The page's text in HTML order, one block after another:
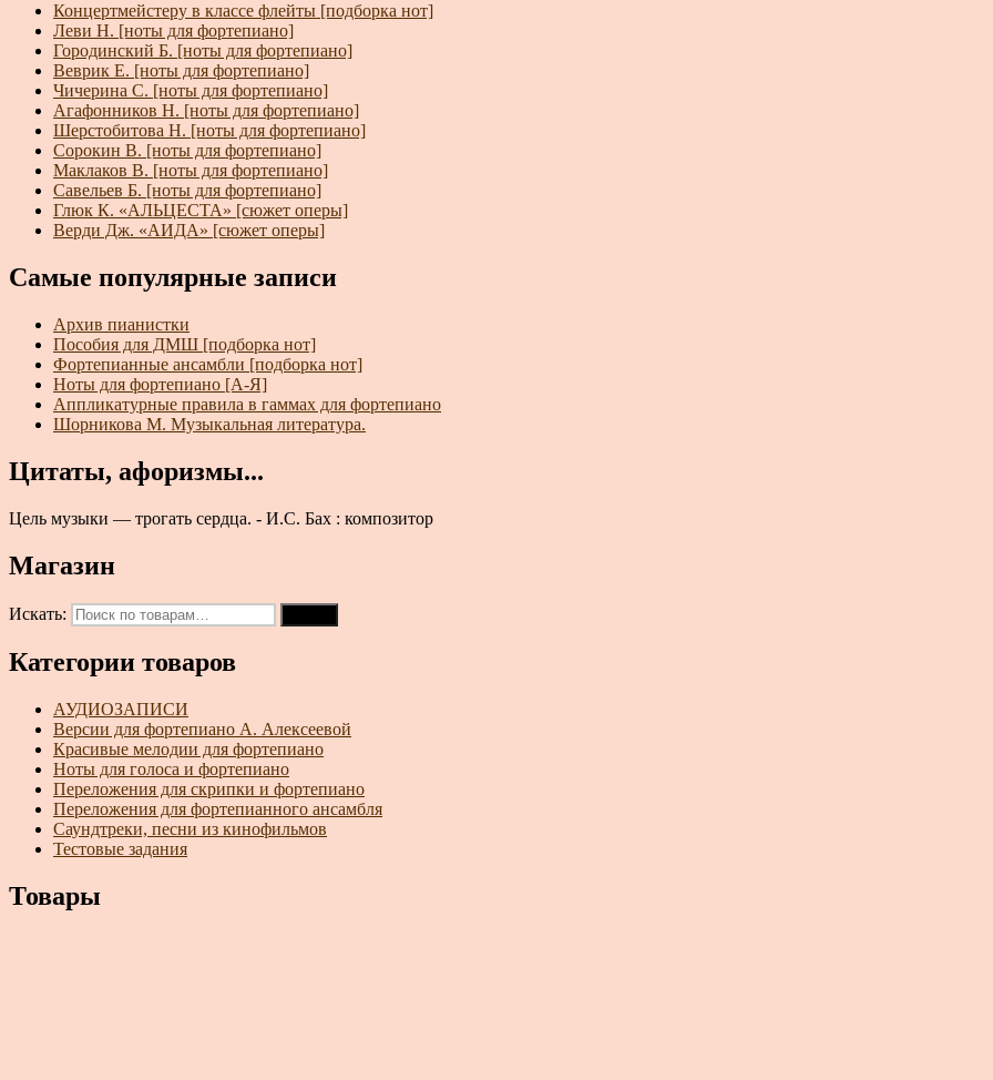
Концертмейстеру в классе флейты [подборка нот]
Леви Н. [ноты для фортепиано]
Городинский Б. [ноты для фортепиано]
Веврик Е. [ноты для фортепиано]
Чичерина С. [ноты для фортепиано]
Агафонников Н. [ноты для фортепиано]
Шерстобитова Н. [ноты для фортепиано]
Сорокин В. [ноты для фортепиано]
Маклаков В. [ноты для фортепиано]
Савельев Б. [ноты для фортепиано]
Глюк К. «АЛЬЦЕСТА» [сюжет оперы]
Верди Дж. «АИДА» [сюжет оперы]
Самые популярные записи
Архив пианистки
Пособия для ДМШ [подборка нот]
Фортепианные ансамбли [подборка нот]
Ноты для фортепиано [А-Я]
Аппликатурные правила в гаммах для фортепиано
Шорникова М. Музыкальная литература.
Цитаты, афоризмы...
Цель музыки — трогать сердца. - И.С. Бах : композитор
Магазин
Искать:
Категории товаров
АУДИОЗАПИСИ
Версии для фортепиано А. Алексеевой
Красивые мелодии для фортепиано
Ноты для голоса и фортепиано
Переложения для скрипки и фортепиано
Переложения для фортепианного ансамбля
Саундтреки, песни из кинофильмов
Тестовые задания
Товары